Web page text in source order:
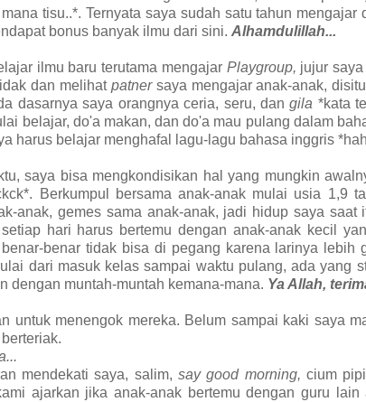
tisu..*. Ternyata saya sudah satu tahun
bonus banyak ilmu dari sini. Alhamdulillah...
ilmu baru terutama mengajar Playgroup, jujur
dan melihat patner saya mengajar anak-anak,
dasarnya saya orangnya ceria, seru, dangila *kata
belajar, do'a makan, dan do'a mau pulang dalam
harus belajar menghafal lagu-lagu bahasa inggris
saya bisa mengkondisikan hal yang mungkin
Berkumpul bersama anak-anak mulai usia 1,9
anak, gemes sama anak-anak, jadi hidup saya
hari harus bertemu dengan anak-anak kecil
benar tidak bisa di pegang karena larinya lebih
dari masuk kelas sampai waktu pulang, ada yang
dengan muntah-muntah kemana-mana. Ya Allah,
untuk menengok mereka. Belum sampai kaki saya
mendekati saya, salim, say good morning, cium
ajarkan jika anak-anak bertemu dengan guru lain